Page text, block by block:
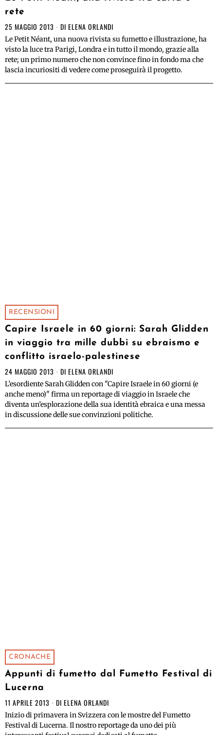
rete
25 MAGGIO 2013 DI ELENA ORLANDI
Le Petit Néant, una nuova rivista su fumetto e illustrazione, ha
visto la luce tra Parigi, Londra e in tutto il mondo, grazie alla
rete; un primo numero che non convince fino in fondo ma che
lascia incuriositi di vedere come proseguirà il progetto.
RECENSIONI
Capire Israele in 60 giorni: Sarah Glidden
in viaggio tra mille dubbi su ebraismo e
conflitto israelo-palestinese
24 MAGGIO 2013 DI ELENA ORLANDI
L’esordiente Sarah Glidden con "Capire Israele in 60 giorni (e
anche meno)" firma un reportage di viaggio in Israele che
diventa un’esplorazione della sua identità ebraica e una messa
in discussione delle sue convinzioni politiche.
CRONACHE
Appunti di fumetto dal Fumetto Festival di
Lucerna
11 APRILE 2013 DI ELENA ORLANDI
Inizio di primavera in Svizzera con le mostre del Fumetto
Festival di Lucerna. Il nostro reportage da uno dei più